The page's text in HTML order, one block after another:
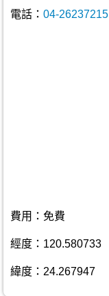
電話： 04-26237215
費用：免費
經度：120.580733
緯度：24.267947